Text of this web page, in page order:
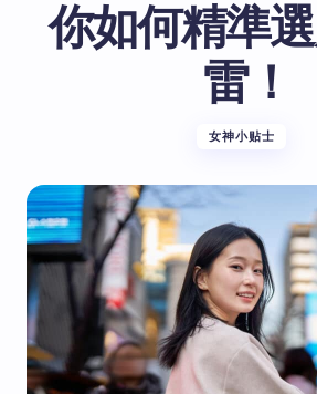
你如何精準
雷！
女神小贴士